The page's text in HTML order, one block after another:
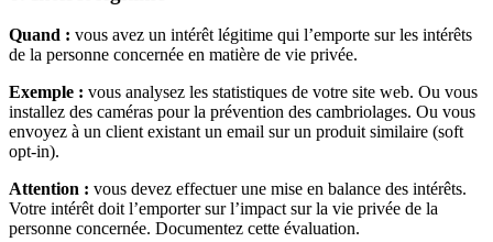
Quand : vous avez un intérêt légitime qui l’emporte sur les intérêts
de la personne concernée en matière de vie privée.
Exemple : vous analysez les statistiques de votre site web. Ou vous
installez des caméras pour la prévention des cambriolages. Ou vous
envoyez à un client existant un email sur un produit similaire (soft
opt-in).
Attention : vous devez effectuer une mise en balance des intérêts.
Votre intérêt doit l’emporter sur l’impact sur la vie privée de la
personne concernée. Documentez cette évaluation.